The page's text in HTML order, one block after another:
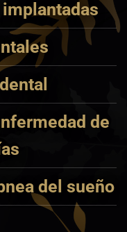
de
del sueño